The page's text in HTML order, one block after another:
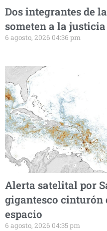
Dos integrantes de
someten a la
6 agosto, 2026 04:36 pm
Alerta satelital por
gigantesco cinturón
espacio
6 agosto, 2026 04:35 pm